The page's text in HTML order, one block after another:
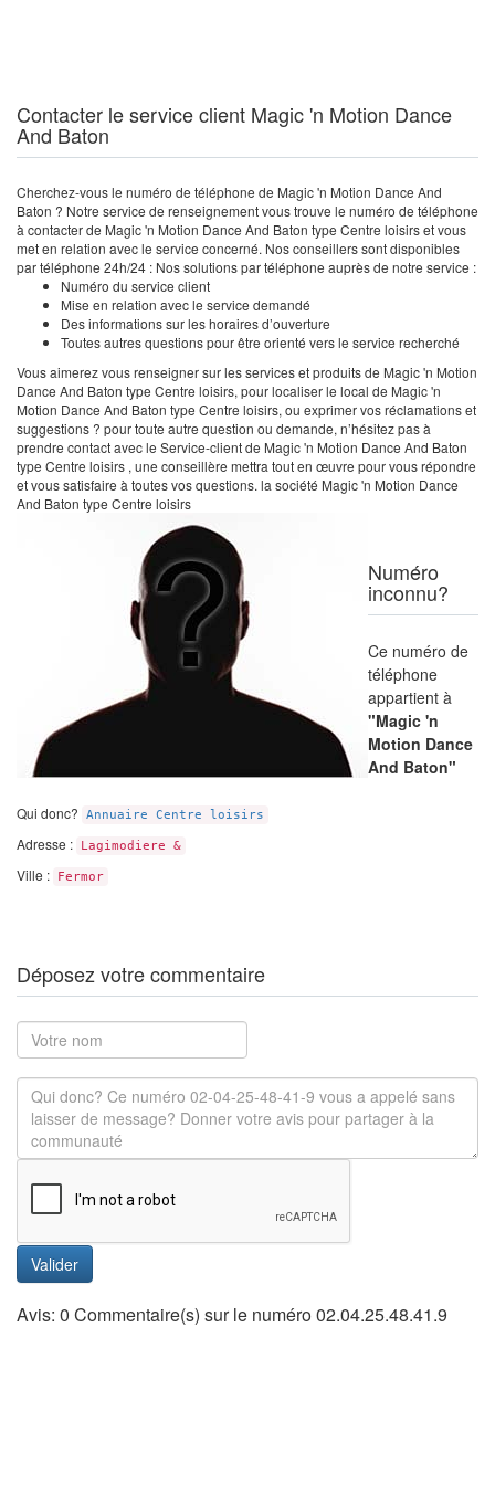
Contacter le service client Magic 'n Motion Dance
And Baton
Cherchez-vous le numéro de téléphone de Magic 'n Motion Dance And
Baton ? Notre service de renseignement vous trouve le numéro de téléphone
à contacter de Magic 'n Motion Dance And Baton type Centre loisirs et vous
met en relation avec le service concerné. Nos conseillers sont disponibles
par téléphone 24h/24 : Nos solutions par téléphone auprès de notre service :
Numéro du service client
Mise en relation avec le service demandé
Des informations sur les horaires d’ouverture
Toutes autres questions pour être orienté vers le service recherché
Vous aimerez vous renseigner sur les services et produits de Magic 'n Motion
Dance And Baton type Centre loisirs, pour localiser le local de Magic 'n
Motion Dance And Baton type Centre loisirs, ou exprimer vos réclamations et
suggestions ? pour toute autre question ou demande, n’hésitez pas à
prendre contact avec le Service-client de Magic 'n Motion Dance And Baton
type Centre loisirs , une conseillère mettra tout en œuvre pour vous répondre
et vous satisfaire à toutes vos questions. la société Magic 'n Motion Dance
And Baton type Centre loisirs
Numéro
inconnu?
Ce numéro de
téléphone
appartient à
"Magic 'n
Motion Dance
And Baton"
Qui donc? Annuaire Centre loisirs
Adresse : Lagimodiere &
Ville : Fermor
Déposez votre commentaire
Valider
Avis: 0 Commentaire(s) sur le numéro 02.04.25.48.41.9